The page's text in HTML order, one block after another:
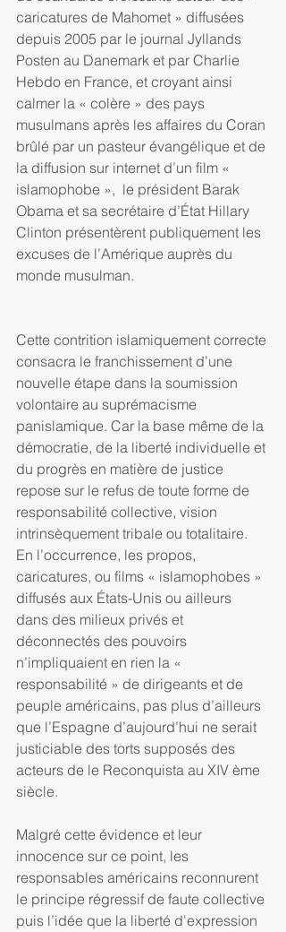
caricatures de Mahomet » diffusées
depuis 2005 par le journal Jyllands
Posten au Danemark et par Charlie
Hebdo en France, et croyant ainsi
calmer la « colère » des pays
musulmans après les affaires du Coran
brûlé par un pasteur évangélique et de
la diffusion sur internet d’un film «
islamophobe »,  le président Barak
Obama et sa secrétaire d’État Hillary
Clinton présentèrent publiquement les
excuses de l’Amérique auprès du
monde musulman.
Cette contrition islamiquement correcte
consacra le franchissement d’une
nouvelle étape dans la soumission
volontaire au suprémacisme
panislamique. Car la base même de la
démocratie, de la liberté individuelle et
du progrès en matière de justice
repose sur le refus de toute forme de
responsabilité collective, vision
intrinsèquement tribale ou totalitaire.
En l’occurrence, les propos,
caricatures, ou films « islamophobes »
diffusés aux États-Unis ou ailleurs
dans des milieux privés et
déconnectés des pouvoirs
n’impliquaient en rien la «
responsabilité » de dirigeants et de
peuple américains, pas plus d’ailleurs
que l’Espagne d’aujourd’hui ne serait
justiciable des torts supposés des
acteurs de le Reconquista au XIV ème
siècle.
Malgré cette évidence et leur
innocence sur ce point, les
responsables américains reconnurent
le principe régressif de faute collective
puis l’idée que la liberté d'expression